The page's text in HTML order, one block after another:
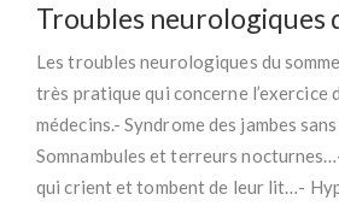
Troubles neurologiques
Les troubles neurologiques du
très pratique qui concerne l’exercice
médecins.- Syndrome des jambes
Somnambules et terreurs
qui crient et tombent de leur lit…-